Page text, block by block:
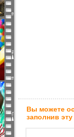
Вы можете
заполнив